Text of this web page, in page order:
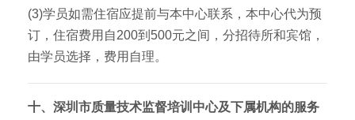
(3)学员如需住宿应提前与本中心联系，本中心代为预
订，住宿费用自200到500元之间，分招待所和宾馆，
由学员选择，费用自理。
十、深圳市质量技术监督培训中心及下属机构的服务